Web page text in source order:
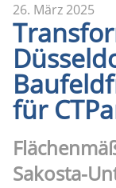
26. März 2025
für
Sakosta-